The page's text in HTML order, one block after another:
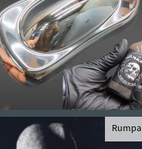
Rumpa